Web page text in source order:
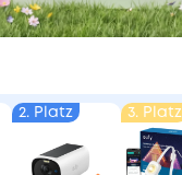
2. Platz 3. Platz